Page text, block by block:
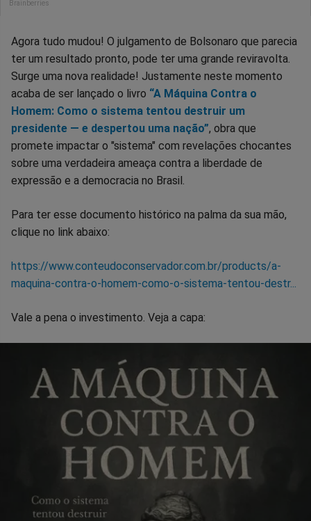
Agora tudo mudou! O julgamento de Bolsonaro que parecia
ter um resultado pronto, pode ter uma grande reviravolta.
Surge uma nova realidade! Justamente neste momento
acaba de ser lançado o livro “A Máquina Contra o
Homem: Como o sistema tentou destruir um
presidente — e despertou uma nação”, obra que
promete impactar o "sistema" com revelações chocantes
sobre uma verdadeira ameaça contra a liberdade de
expressão e a democracia no Brasil.
Para ter esse documento histórico na palma da sua mão,
clique no link abaixo:
https://www.conteudoconservador.com.br/products/a-
maquina-contra-o-homem-como-o-sistema-tentou-destr...
Vale a pena o investimento. Veja a capa: